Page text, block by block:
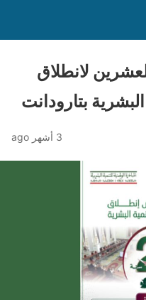
لانطلاق
البشرية بتارودانت
3 أشهر ago